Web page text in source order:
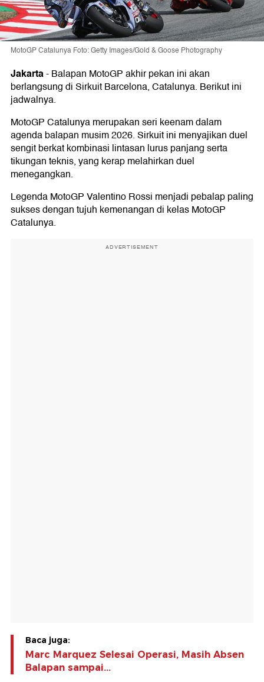
MotoGP Catalunya Foto: Getty Images/Gold & Goose Photography
Jakarta-Balapan MotoGP akhir pekan ini akan
berlangsung di Sirkuit Barcelona, Catalunya. Berikut ini
jadwalnya.
MotoGP Catalunya merupakan seri keenam dalam
agenda balapan musim 2026. Sirkuit ini menyajikan duel
sengit berkat kombinasi lintasan lurus panjang serta
tikungan teknis, yang kerap melahirkan duel
menegangkan.
Legenda MotoGP Valentino Rossi menjadi pebalap paling
sukses dengan tujuh kemenangan di kelas MotoGP
Catalunya.
ADVERTISEMENT
Baca juga:
Marc Marquez Selesai Operasi, Masih Absen
Balapan sampai...